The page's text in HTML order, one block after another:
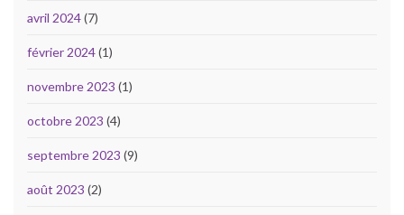
avril 2024(7)
février 2024(1)
novembre 2023 (1)
octobre 2023 (4)
septembre 2023 (9)
août 2023 (2)